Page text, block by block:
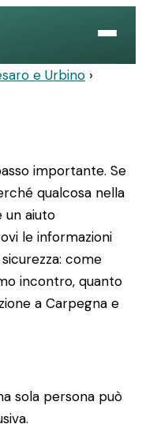
e Urbino ›
importante. Se
qualcosa nella
un aiuto
le informazioni
come
incontro, quanto
a Carpegna e
sola persona può